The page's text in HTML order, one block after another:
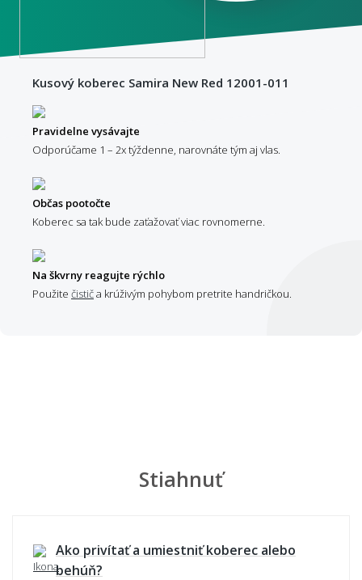
Kusový koberec Samira New Red 12001-011
Pravidelne vysávajte
Odporúčame 1 – 2x týždenne, narovnáte tým aj vlas.
Občas pootočte
Koberec sa tak bude zaťažovať viac rovnomerne.
Na škvrny reagujte rýchlo
Použite čističa krúživým pohybom pretrite handričkou.
Stiahnuť
Ako privítať a umiestniť koberec alebo
behúň?